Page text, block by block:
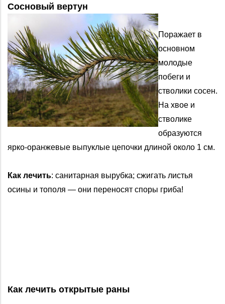
Сосновый вертун
Поражает в
основном
молодые
побеги и
стволики сосен.
На хвое и
стволике
образуются
ярко-оранжевые выпуклые цепочки длиной около 1 см.
Как лечить: санитарная вырубка; сжигать листья
осины и тополя — они переносят споры гриба!
Как лечить открытые раны